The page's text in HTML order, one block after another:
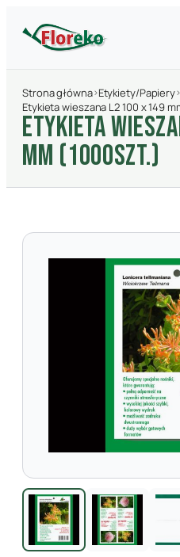
Strona główna›Etykiety/Papiery›
Etykieta wieszana L2 100 x 149
ETYKIETA
MM (1000SZT.)